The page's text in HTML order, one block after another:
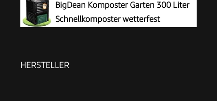
Witterungsbeständig, Thermokomposter mit
Belüftungssystem, Kunststoff
BigDean Komposter Garten 300 Liter
Schnellkomposter wetterfest
HERSTELLER